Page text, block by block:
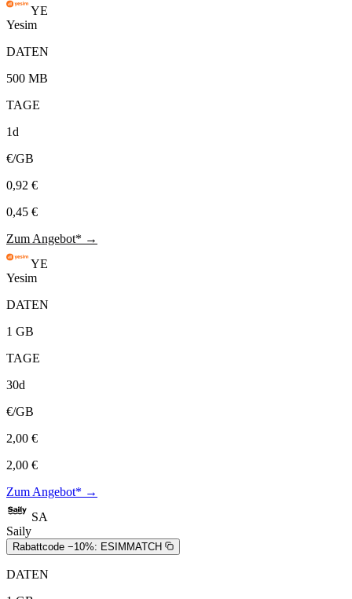
YE
Yesim
DATEN
500 MB
TAGE
1d
€/GB
0,92 €
0,45 €
Zum Angebot* →
YE
Yesim
DATEN
1 GB
TAGE
30d
€/GB
2,00 €
2,00 €
Zum Angebot* →
SA
Saily
Rabattcode −10%: ESIMMATCH
DATEN